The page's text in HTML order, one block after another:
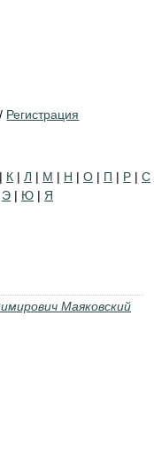
/ Регистрация
| К | Л | М | Н | О | П | Р | С
Э | Ю | Я
Маяковский